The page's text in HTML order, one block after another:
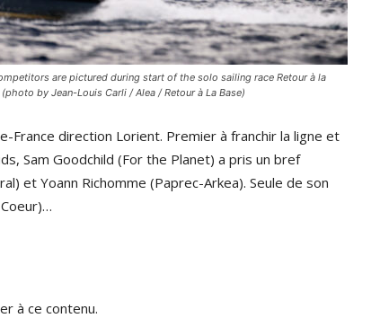
are pictured during start of the solo sailing race Retour à la
by Jean-Louis Carli / Alea / Retour à La Base)
direction Lorient. Premier à franchir la ligne et
Sam Goodchild (For the Planet) a pris un bref
et Yoann Richomme (Paprec-Arkea). Seule de son
à ce contenu.